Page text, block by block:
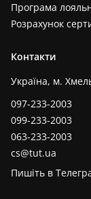
Програма
Розрахунок
Контакти
Україна, м.
097-233-2003
099-233-2003
063-233-2003
cs@tut.ua
Пишіть в